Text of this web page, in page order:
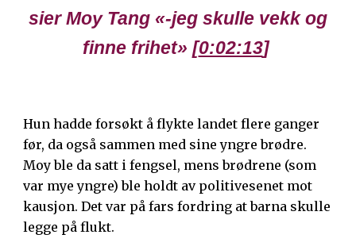
sier Moy Tang «-jeg skulle vekk og
finne frihet» [0:02:13]
Hun hadde forsøkt å flykte landet flere ganger
før, da også sammen med sine yngre brødre.
Moy ble da satt i fengsel, mens brødrene (som
var mye yngre) ble holdt av politivesenet mot
kausjon. Det var på fars fordring at barna skulle
legge på flukt.